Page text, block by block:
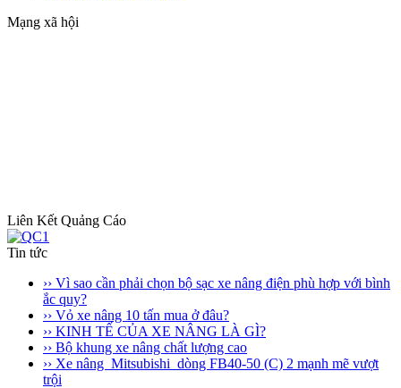
Mạng xã hội
Liên Kết Quảng Cáo
Tin tức
›› Vì sao cần phải chọn bộ sạc xe nâng điện phù hợp với bình
ắc quy?
›› Vỏ xe nâng 10 tấn mua ở đâu?
›› KINH TẾ CỦA XE NÂNG LÀ GÌ?
›› Bộ khung xe nâng chất lượng cao
›› Xe nâng Mitsubishi dòng FB40-50 (C) 2 mạnh mẽ vượt
trội